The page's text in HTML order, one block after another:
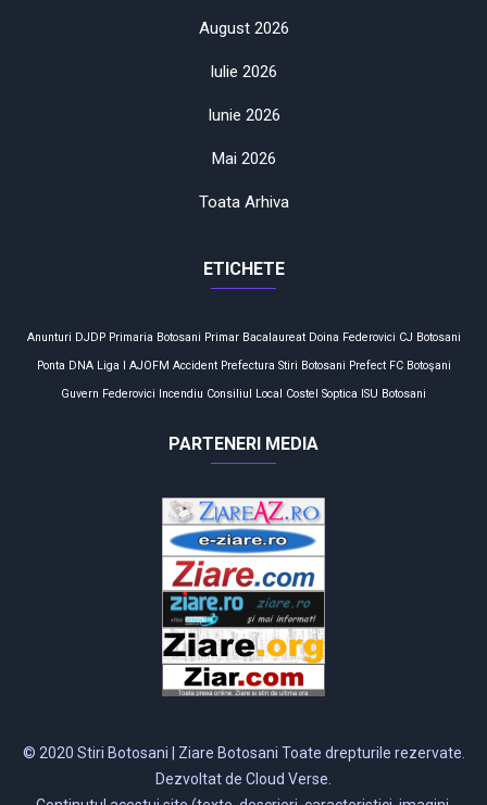
August 2026
Iulie 2026
Iunie 2026
Mai 2026
Toata Arhiva
ETICHETE
Anunturi DJDP Primaria Botosani Primar Bacalaureat Doina Federovici CJ Botosani
Ponta DNA Liga I AJOFM Accident Prefectura Stiri Botosani Prefect FC Botoşani
Guvern Federovici Incendiu Consiliul Local Costel Soptica ISU Botosani
PARTENERI MEDIA
© 2020 Stiri Botosani | Ziare Botosani Toate drepturile rezervate.
Dezvoltat de Cloud Verse.